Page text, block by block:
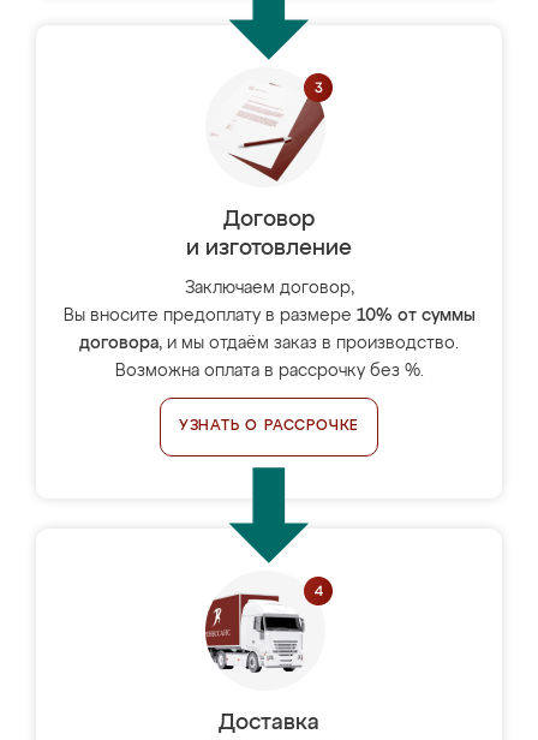
Договор
и изготовление
Заключаем договор,
Вы вносите предоплату в размере 10% от суммы
договора, и мы отдаём заказ в производство.
Возможна оплата в рассрочку без %.
УЗНАТЬ О РАССРОЧКЕ
Доставка